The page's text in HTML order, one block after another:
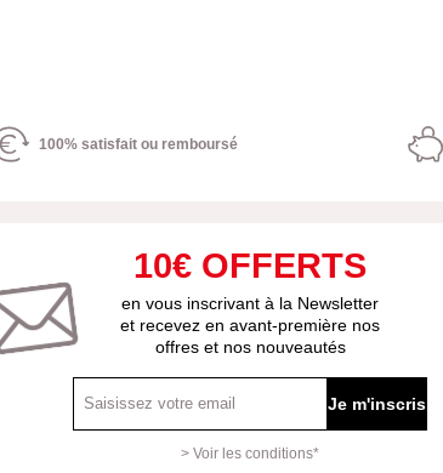
100% satisfait ou remboursé
10€ OFFERTS
en vous inscrivant à la Newsletter
et recevez en avant-première nos
offres et nos nouveautés
Je m'inscris
> Voir les conditions*